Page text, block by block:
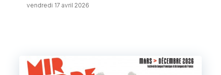
vendredi 17 avril 2026